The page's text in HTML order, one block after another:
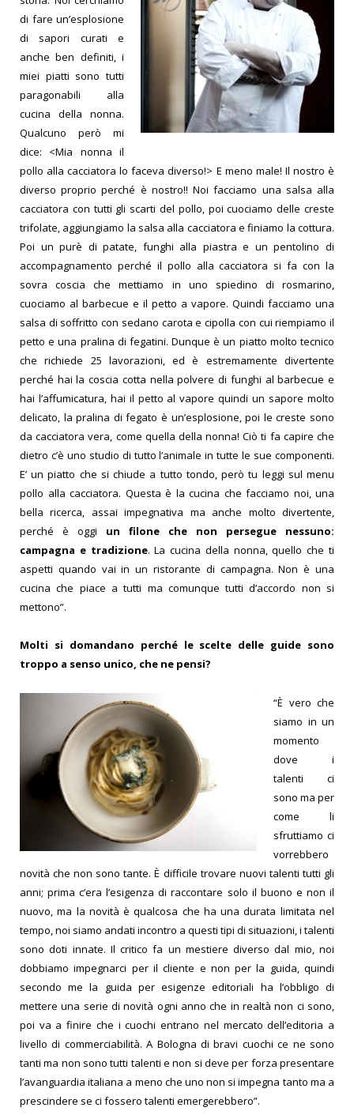
di fare un’esplosione
di sapori curati e
anche ben definiti, i
miei piatti sono tutti
paragonabili alla
cucina della nonna.
Qualcuno però mi
dice: <Mia nonna il
pollo alla cacciatora lo faceva diverso!> E meno male! Il nostro è
diverso proprio perché è nostro!! Noi facciamo una salsa alla
cacciatora con tutti gli scarti del pollo, poi cuociamo delle creste
trifolate, aggiungiamo la salsa alla cacciatora e finiamo la cottura.
Poi un purè di patate, funghi alla piastra e un pentolino di
accompagnamento perché il pollo alla cacciatora si fa con la
sovra coscia che mettiamo in uno spiedino di rosmarino,
cuociamo al barbecue e il petto a vapore. Quindi facciamo una
salsa di soffritto con sedano carota e cipolla con cui riempiamo il
petto e una pralina di fegatini. Dunque è un piatto molto tecnico
che richiede 25 lavorazioni, ed è estremamente divertente
perché hai la coscia cotta nella polvere di funghi al barbecue e
hai l’affumicatura, hai il petto al vapore quindi un sapore molto
delicato, la pralina di fegato è un’esplosione, poi le creste sono
da cacciatora vera, come quella della nonna! Ciò ti fa capire che
dietro c’è uno studio di tutto l’animale in tutte le sue componenti.
E’ un piatto che si chiude a tutto tondo, però tu leggi sul menu
pollo alla cacciatora. Questa è la cucina che facciamo noi, una
bella ricerca, assai impegnativa ma anche molto divertente,
perché è oggi un filone che non persegue nessuno:
campagna e tradizione. La cucina della nonna, quello che ti
aspetti quando vai in un ristorante di campagna. Non è una
cucina che piace a tutti ma comunque tutti d’accordo non si
mettono”.
Molti si domandano perché le scelte delle guide sono
troppo a senso unico, che ne pensi?
“È vero che
siamo in un
momento
dove i
talenti ci
sono ma per
come li
sfruttiamo ci
vorrebbero
novità che non sono tante. È difficile trovare nuovi talenti tutti gli
anni; prima c’era l’esigenza di raccontare solo il buono e non il
nuovo, ma la novità è qualcosa che ha una durata limitata nel
tempo, noi siamo andati incontro a questi tipi di situazioni, i talenti
sono doti innate. Il critico fa un mestiere diverso dal mio, noi
dobbiamo impegnarci per il cliente e non per la guida, quindi
secondo me la guida per esigenze editoriali ha l’obbligo di
mettere una serie di novità ogni anno che in realtà non ci sono,
poi va a finire che i cuochi entrano nel mercato dell’editoria a
livello di commerciabilità. A Bologna di bravi cuochi ce ne sono
tanti ma non sono tutti talenti e non si deve per forza presentare
l’avanguardia italiana a meno che uno non si impegna tanto ma a
prescindere se ci fossero talenti emergerebbero”.